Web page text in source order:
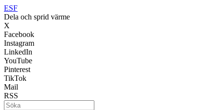
ESF
Dela och sprid värme
X
Facebook
Instagram
LinkedIn
YouTube
Pinterest
TikTok
Mail
RSS